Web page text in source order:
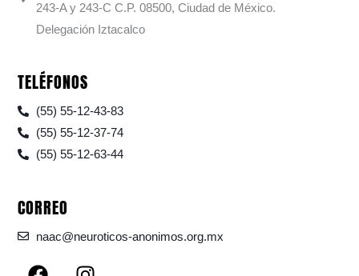
243-A y 243-C C.P. 08500, Ciudad de México.
Delegación Iztacalco
TELÉFONOS
(55) 55-12-43-83
(55) 55-12-37-74
(55) 55-12-63-44
CORREO
naac@neuroticos-anonimos.org.mx
F
I